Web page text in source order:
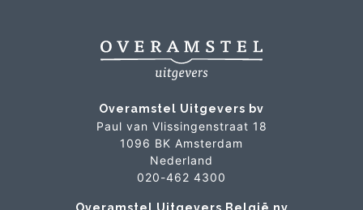
Overamstel Uitgevers bv
Paul van Vlissingenstraat 18
1096 BK Amsterdam
Nederland
020-462 4300